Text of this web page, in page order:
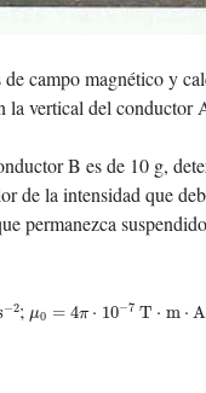
campo magnético y
la vertical del conductor
B es de 10 g,
de la intensidad que
permanezca
−2; μ0 = 4π ⋅ 10−7 T ⋅ m ⋅ A
π − 7 T ⋅m